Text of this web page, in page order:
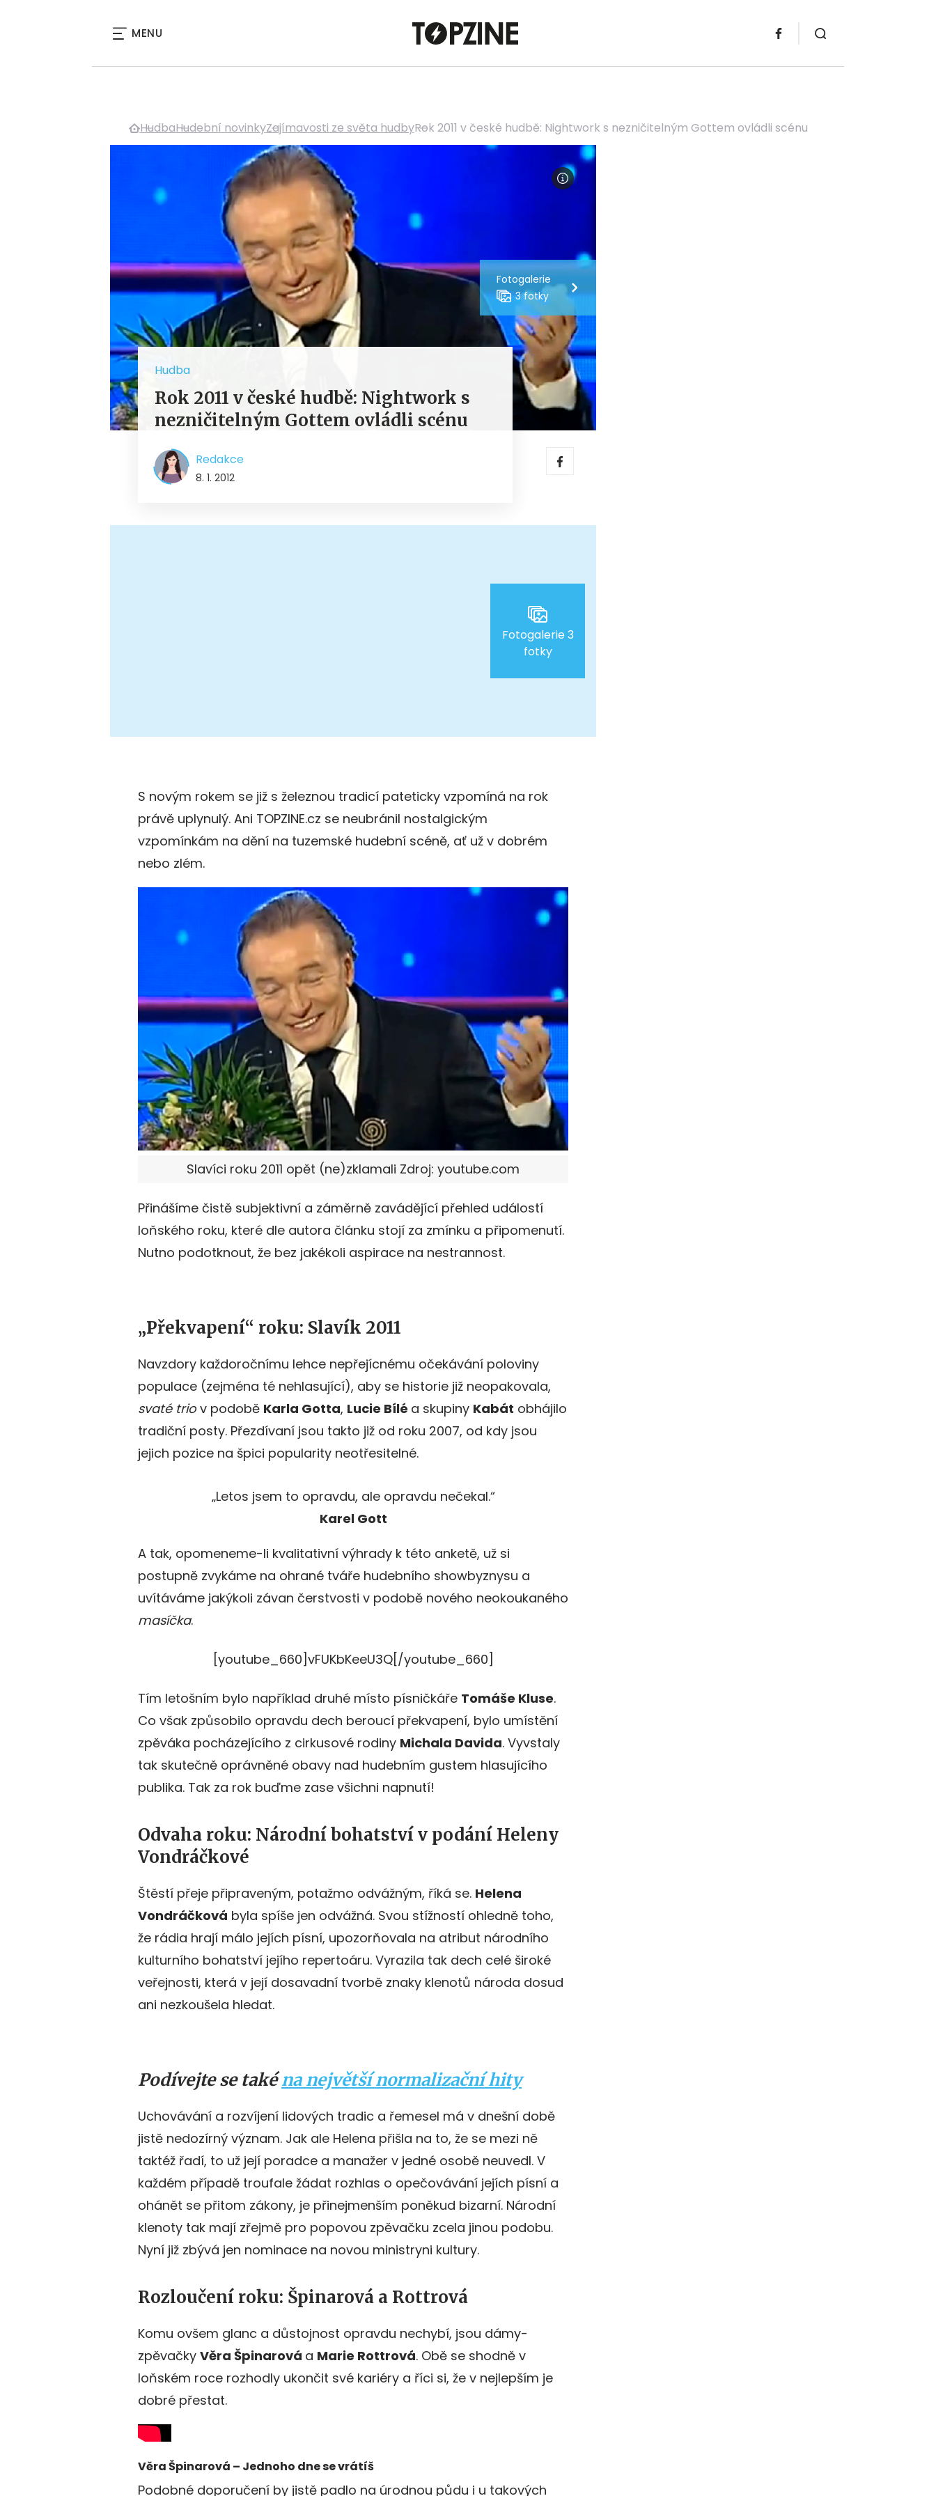
MENU
HudbaHudební novinkyZajímavosti ze světa hudbyRok 2011 v české hudbě: Nightwork s nezničitelným Gottem ovládli scénu
Fotogalerie
3 fotky
Hudba
Rok 2011 v české hudbě: Nightwork s
nezničitelným Gottem ovládli scénu
Redakce
8. 1. 2012
Fotogalerie 3
fotky
S novým rokem se již s železnou tradicí pateticky vzpomíná na rok
právě uplynulý. Ani TOPZINE.cz se neubránil nostalgickým
vzpomínkám na dění na tuzemské hudební scéně, ať už v dobrém
nebo zlém.
Slavíci roku 2011 opět (ne)zklamali Zdroj: youtube.com
Přinášíme čistě subjektivní a záměrně zavádějící přehled událostí
loňského roku, které dle autora článku stojí za zmínku a připomenutí.
Nutno podotknout, že bez jakékoli aspirace na nestrannost.
„Překvapení“ roku: Slavík 2011
Navzdory každoročnímu lehce nepřejícnému očekávání poloviny
populace (zejména té nehlasující), aby se historie již neopakovala,
svaté triov podobě Karla Gotta, Lucie Bílé a skupiny Kabát obhájilo
tradiční posty. Přezdívaní jsou takto již od roku 2007, od kdy jsou
jejich pozice na špici popularity neotřesitelné.
„Letos jsem to opravdu, ale opravdu nečekal.“
Karel Gott
A tak, opomeneme-li kvalitativní výhrady k této anketě, už si
postupně zvykáme na ohrané tváře hudebního showbyznysu a
uvítáváme jakýkoli závan čerstvosti v podobě nového neokoukaného
masíčka.
[youtube_660]vFUKbKeeU3Q[/youtube_660]
Tím letošním bylo například druhé místo písničkáře Tomáše Kluse.
Co však způsobilo opravdu dech beroucí překvapení, bylo umístění
zpěváka pocházejícího z cirkusové rodiny Michala Davida. Vyvstaly
tak skutečně oprávněné obavy nad hudebním gustem hlasujícího
publika. Tak za rok buďme zase všichni napnutí!
Odvaha roku: Národní bohatství v podání Heleny
Vondráčkové
Štěstí přeje připraveným, potažmo odvážným, říká se. Helena
Vondráčková byla spíše jen odvážná. Svou stížností ohledně toho,
že rádia hrají málo jejích písní, upozorňovala na atribut národního
kulturního bohatství jejího repertoáru. Vyrazila tak dech celé široké
veřejnosti, která v její dosavadní tvorbě znaky klenotů národa dosud
ani nezkoušela hledat.
Podívejte se takéna největší normalizační hity
Uchovávání a rozvíjení lidových tradic a řemesel má v dnešní době
jistě nedozírný význam. Jak ale Helena přišla na to, že se mezi ně
taktéž řadí, to už její poradce a manažer v jedné osobě neuvedl. V
každém případě troufale žádat rozhlas o opečovávání jejích písní a
ohánět se přitom zákony, je přinejmenším poněkud bizarní. Národní
klenoty tak mají zřejmě pro popovou zpěvačku zcela jinou podobu.
Nyní již zbývá jen nominace na novou ministryni kultury.
Rozloučení roku: Špinarová a Rottrová
Komu ovšem glanc a důstojnost opravdu nechybí, jsou dámy-
zpěvačky Věra Špinarová a Marie Rottrová. Obě se shodně v
loňském roce rozhodly ukončit své kariéry a říci si, že v nejlepším je
dobré přestat.
Věra Špinarová – Jednoho dne se vrátíš
Podobné doporučení by jistě padlo na úrodnou půdu i u takových